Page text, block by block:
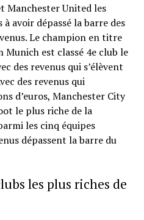
Manchester United les
avoir dépassé la barre des
Le champion en titre
Munich est classé 4e club le
des revenus qui s’élèvent
des revenus qui
d’euros, Manchester City
le plus riche de la
les cinq équipes
dépassent la barre du
les plus riches de